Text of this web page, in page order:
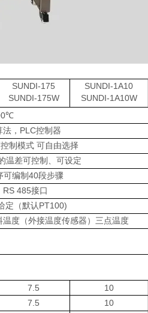
SUNDI-175
SUNDI-175W
SUNDI-1A10
SUNDI-1A10W
，PLC控制器
制模式 可自由选择
温差可控制、可设定
可编制40段步骤
485接口
定（默认PT100)
度（外接温度传感器）三点温度
7.5 10
7.5
10